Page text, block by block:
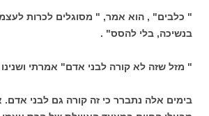
" כלבים" , הוא אמר, " מסוגלים לכרות
בנשיכה, בלי להסס" .
" מזל שזה לא קורה לבני אדם" אמרתי
בימים אלה נתברר כי זה קורה גם לבני אדם.